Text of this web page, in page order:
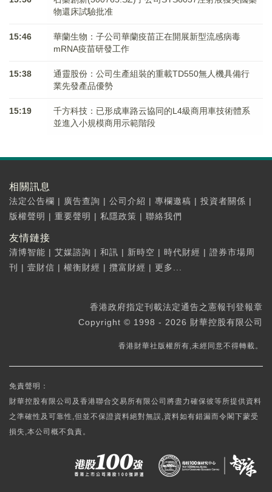
物還床試驗批准
15:46
華蘭生物：子公司華蘭疫苗正在開展新型流感病毒
mRNA疫苗研發工作
15:38
通靈股份：公司生產組裝的重載TD550無人機具備行
業先發產品優勢
15:19
千方科技：已形成車路云協同的L4級商用車技術體系
並進入小規模商用示範階段
相關訊息
法定公告欄 | 廣告查詢 | 公司介紹 | 專欄邀稿 | 投資者關係 |
版權聲明 | 重要聲明 | 私隱政策 | 聯絡我們
友情鏈接
清博智能 | 艾媒諮詢 | 和訊 | 新時空 | 時代財經 | 證券市場周
刊
| 壹財信 | 權衡財經 | 攬富財經 | 更多...
香港政府指定刊載法定通告之憲報刊登報章
Copyright © 1998 - 2026 財華控股有限公司
香港財華社版權所有,未經同意不得轉載。
免責聲明：
財華控股有限公司及香港聯合交易所有限公司將盡力確保彼等所提供資料
之準確性及可靠性,但並不保證資料絕對無誤,資料如有錯漏而令閣下蒙受
損失,本公司概不負責。